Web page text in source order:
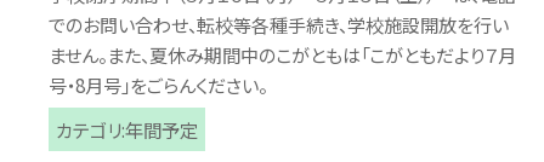
でのお問い合わせ、転校等各種手続き、学校施設開放を行い
ません。また、夏休み期間中のこがともは「こがともだより７月
号・8月号」をごらんください。
カテゴリ:年間予定